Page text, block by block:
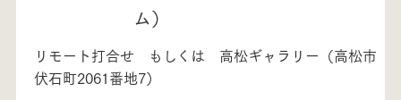
ム）
リモート打合せ もしくは 高松ギャラリー（高松市
伏石町2061番地7）